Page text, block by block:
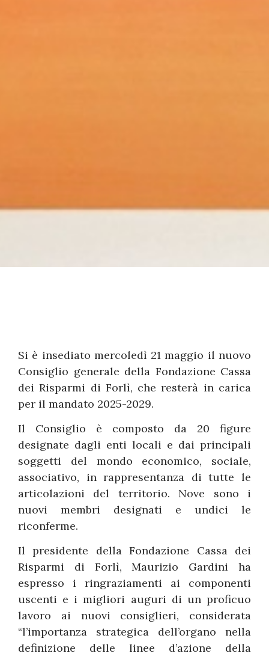
Si è insediato mercoledì 21 maggio il nuovo
Consiglio generale della Fondazione Cassa
dei Risparmi di Forlì, che resterà in carica
per il mandato 2025-2029.
Il Consiglio è composto da 20 figure
designate dagli enti locali e dai principali
soggetti del mondo economico, sociale,
associativo, in rappresentanza di tutte le
articolazioni del territorio. Nove sono i
nuovi membri designati e undici le
riconferme.
Il presidente della Fondazione Cassa dei
Risparmi di Forlì, Maurizio Gardini ha
espresso i ringraziamenti ai componenti
uscenti e i migliori auguri di un proficuo
lavoro ai nuovi consiglieri, considerata
“l’importanza strategica dell’organo nella
definizione delle linee d’azione della